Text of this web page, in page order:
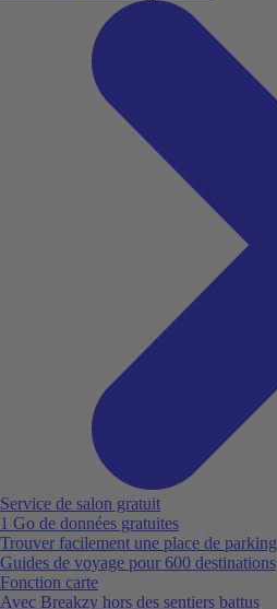
Service de salon gratuit
1 Go de données gratuites
Trouver facilement une place de parking
Guides de voyage pour 600 destinations
Fonction carte
Avec Breakzy hors des sentiers battus